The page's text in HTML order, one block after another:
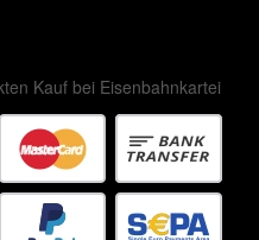
Kauf bei Eisenbahnkartei